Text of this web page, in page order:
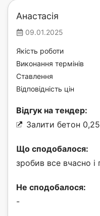
Анастасія
09.01.2025
Якість роботи
Виконання термінів
Ставлення
Відповідність цін
Відгук на тендер:
Залити бетон
Що сподобалося:
зробив все вчасно і
Не сподобалося:
-